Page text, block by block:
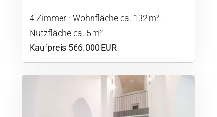
4 Zimmer
Wohnfläche ca. 132 m²
Nutzfläche ca. 5 m²
Kaufpreis 566.000 EUR